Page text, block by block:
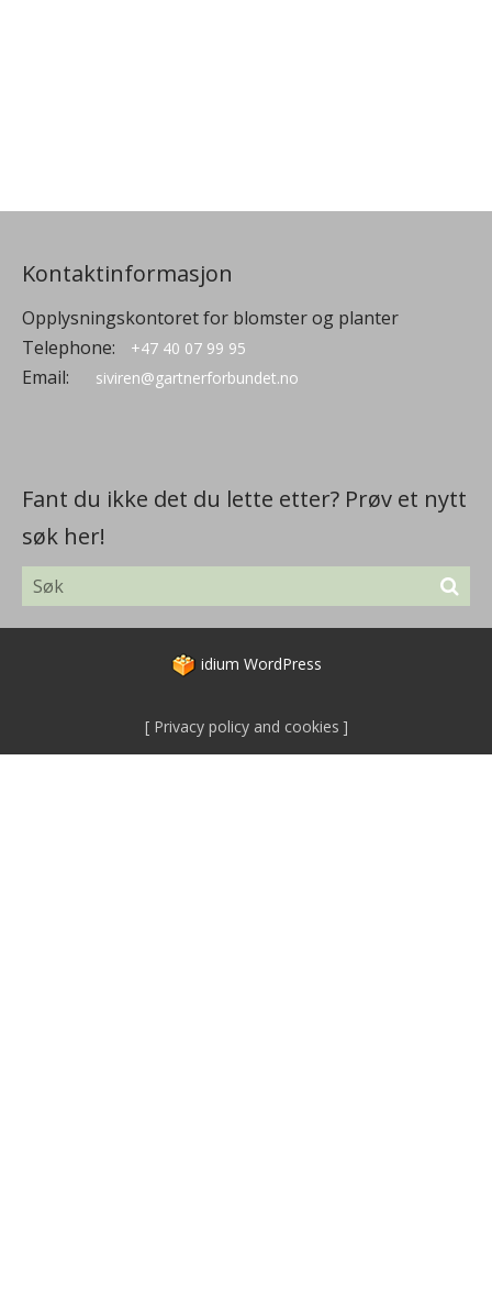
Kontaktinformasjon
Opplysningskontoret for blomster og planter
Telephone:
+47 40 07 99 95
Email: siviren@gartnerforbundet.no
Fant du ikke det du lette etter? Prøv et nytt
søk her!
idium WordPress
Privacy policy and cookies